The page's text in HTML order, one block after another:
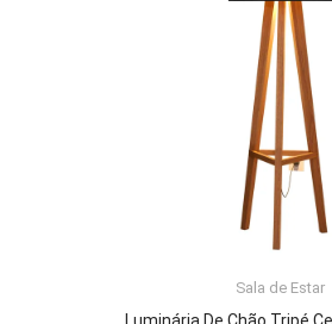
Sala de Estar
ADICIONAR AO CARRINHO